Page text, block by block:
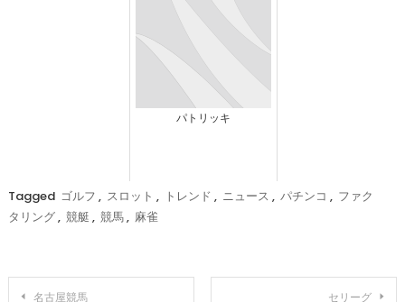
パトリッキ
Tagged ゴルフ , スロット , トレンド , ニュース , パチンコ , ファク
タリング, 競艇 , 競馬, 麻雀
名古屋競馬 セリーグ